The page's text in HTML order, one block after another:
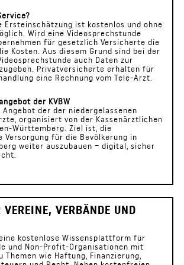
Ersteinschätzung ist kostenlos und ohne
Wird eine Videosprechstunde
für gesetzlich Versicherte die
Kosten. Aus diesem Grund sind bei der
auch Daten zur
Privatversicherte erhalten für
eine Rechnung vom Tele-Arzt.
der KVBW
der der niedergelassenen
organisiert von der Kassenärztlichen
Württemberg. Ziel ist, die
Versorgung für die Bevölkerung in
weiter auszubauen – digital, sicher
VERBÄNDE UND
kostenlose Wissensplattform für
und Non-Profit-Organisationen mit
Themen wie Haftung, Finanzierung,